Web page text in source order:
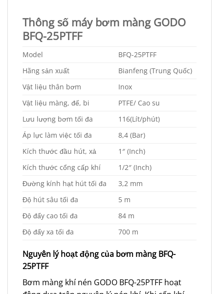
Thông số máy bơm màng GODO
BFQ-25PTFF
Model
BFQ-25PTFF
Hãng sản xuất
Bianfeng (Trung Quốc)
Vật liệu thân bơm
Inox
Vật liệu màng, đế, bi
PTFE/ Cao su
Lưu lượng bơm tối đa
116(Lít/phút)
Áp lực làm việc tối đa
8,4 (Bar)
Kích thước đầu hút, xả
1″ (Inch)
Kích thước cổng cấp khí
1/2″ (Inch)
Đường kính hạt hút tối đa
3,2 mm
Độ hút sâu tối đa
5 m
Độ đẩy cao tối đa
84 m
Độ đẩy xa tối đa
700 m
Nguyên lý hoạt động của bơm màng BFQ-
25PTFF
Bơm màng khí nén GODO BFQ-25PTFF hoạt